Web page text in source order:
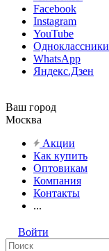
Facebook
Instagram
YouTube
Одноклассники
WhatsApp
Яндекс.Дзен
Ваш город
Москва
Акции
Как купить
Оптовикам
Компания
Контакты
...
Войти